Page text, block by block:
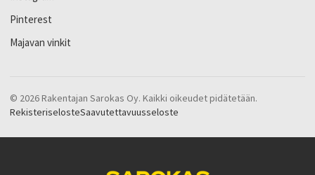
Pinterest
Majavan vinkit
© 2026 Rakentajan Sarokas Oy. Kaikki oikeudet pidätetään.
RekisteriselosteSaavutettavuusseloste